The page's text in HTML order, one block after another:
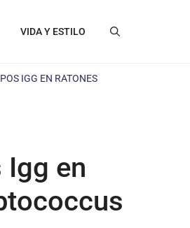
VIDA Y ESTILO
IGG EN RATONES
en